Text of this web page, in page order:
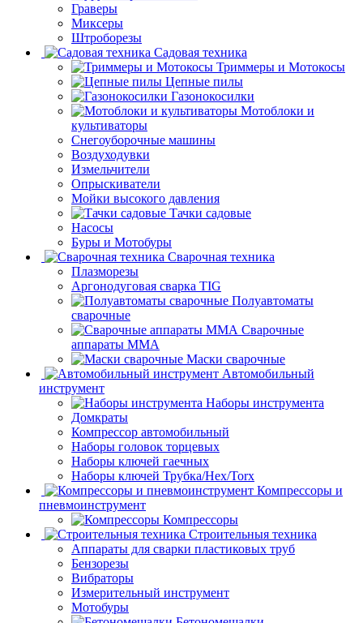
Граверы
Миксеры
Штроборезы
Садовая техника
Триммеры и Мотокосы
Цепные пилы
Газонокосилки
Мотоблоки и
культиваторы
Снегоуборочные машины
Воздуходувки
Измельчители
Опрыскиватели
Мойки высокого давления
Тачки садовые
Насосы
Буры и Мотобуры
Сварочная техника
Плазморезы
Аргонодуговая сварка TIG
Полуавтоматы
сварочные
Сварочные
аппараты ММА
Маски сварочные
Автомобильный
инструмент
Наборы инструмента
Домкраты
Компрессор автомобильный
Наборы головок торцевых
Наборы ключей гаечных
Наборы ключей Трубка/Hex/Torx
Компрессоры и
пневмоинструмент
Компрессоры
Строительныя техника
Аппараты для сварки пластиковых труб
Бензорезы
Вибраторы
Измерительный инструмент
Мотобуры